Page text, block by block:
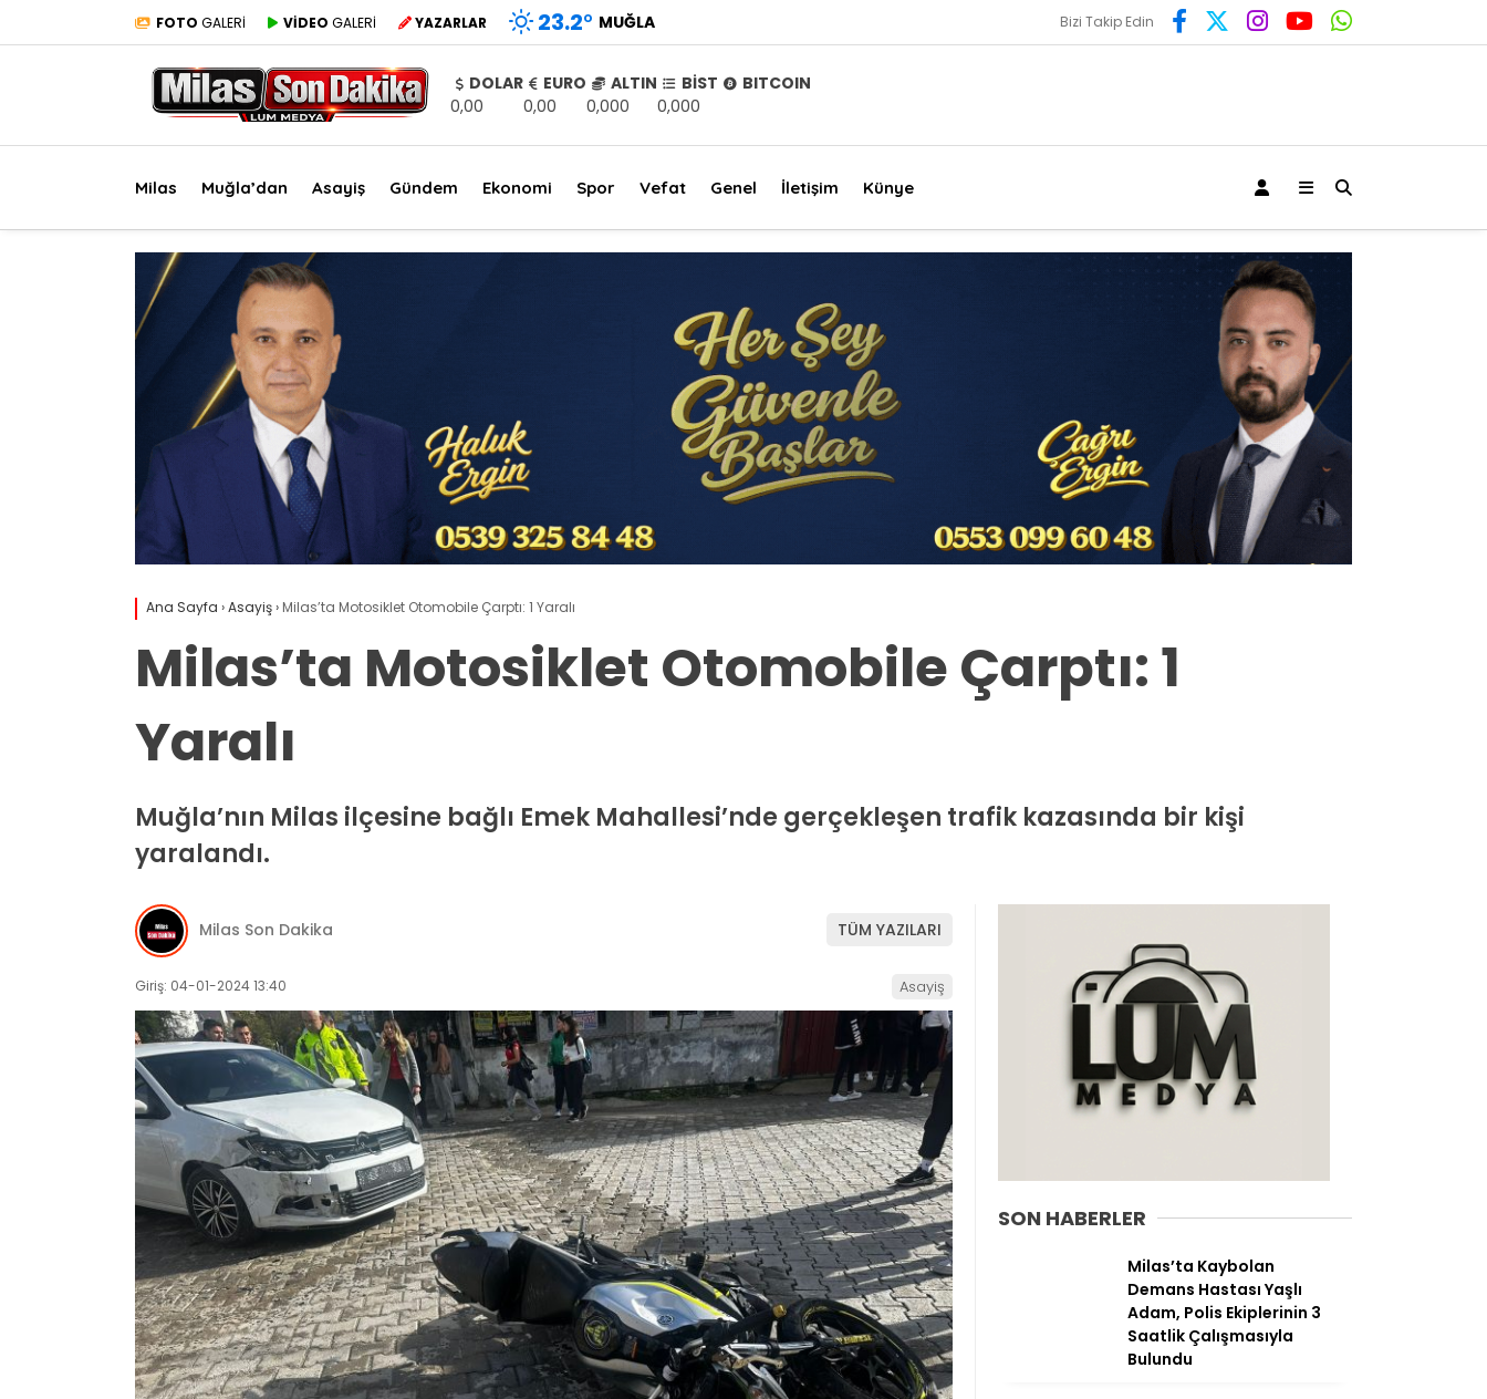
Milas
Vefat
İletişim
FOTO GALERİ VİDEO GALERİ YAZARLAR 23.2° MUĞLA Bizi Takip Edin
DOLAR
0,00
EURO
0,00
ALTIN
0,000
BİST
0,000
BITCOIN
Milas Muğla’dan Asayiş Gündem Ekonomi Spor Vefat Genel İletişim Künye
Ana Sayfa ›Asayiş› Milas’ta Motosiklet Otomobile Çarptı: 1 Yaralı
Milas’ta Motosiklet Otomobile Çarptı: 1
Yaralı
Muğla’nın Milas ilçesine bağlı Emek Mahallesi’nde gerçekleşen trafik kazasında bir kişi
yaralandı.
Milas Son Dakika TÜM YAZILARI
Giriş: 04-01-2024 13:40 Asayiş
SON HABERLER
Milas’ta Kaybolan
Demans Hastası Yaşlı
Adam, Polis Ekiplerinin 3
Saatlik Çalışmasıyla
Bulundu